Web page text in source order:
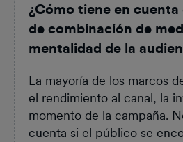
¿Cómo tiene en cuenta
de combinación de
mentalidad de la
La mayoría de los marcos
el rendimiento al canal, la
momento de la campaña.
cuenta si el público se